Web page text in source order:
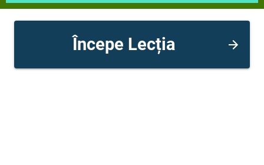
Începe Lecția